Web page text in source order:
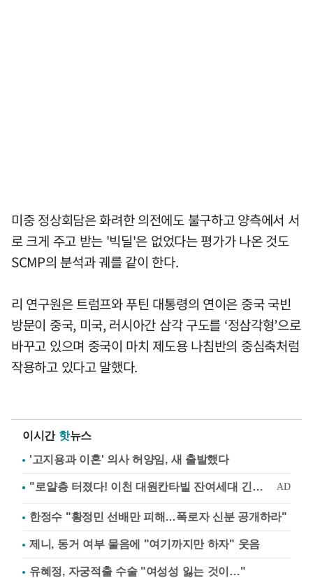
미중 정상회담은 화려한 의전에도 불구하고 양측에서 서
로 크게 주고 받는 '빅딜'은 없었다는 평가가 나온 것도
SCMP의 분석과 궤를 같이 한다.
리 연구원은 트럼프와 푸틴 대통령의 연이은 중국 국빈
방문이 중국, 미국, 러시아간 삼각 구도를 ‘정삼각형’으로
바꾸고 있으며 중국이 마치 제도용 나침반의 중심축처럼
작용하고 있다고 말했다.
이시간 핫뉴스
'고지용과 이혼' 의사 허양임, 새 출발했다
한정수 "황정민 선배만 피해…폭로자 신분 공개하라"
제니, 동거 여부 물음에 "여기까지만 하자" 웃음
유혜정, 자궁적출 수술 "여성성 잃는 것이…"